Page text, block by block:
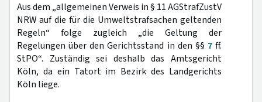
Aus dem „allgemeinen Verweis in § 11 AGStrafZustV
NRW auf die für die Umweltstrafsachen geltenden
Regeln“ folge zugleich „die Geltung der
Regelungen über den Gerichtsstand in den §§ 7ff.
StPO“. Zuständig sei deshalb das Amtsgericht
Köln, da ein Tatort im Bezirk des Landgerichts
Köln liege.